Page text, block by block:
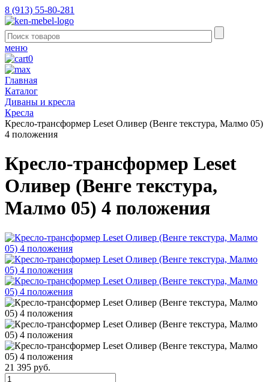
8 (913) 55-80-281
меню
0
Главная
Каталог
Диваны и кресла
Кресла
Кресло-трансформер Leset Оливер (Венге текстура, Малмо 05)
4 положения
Кресло-трансформер Leset
Оливер (Венге текстура,
Малмо 05) 4 положения
21 395 руб.